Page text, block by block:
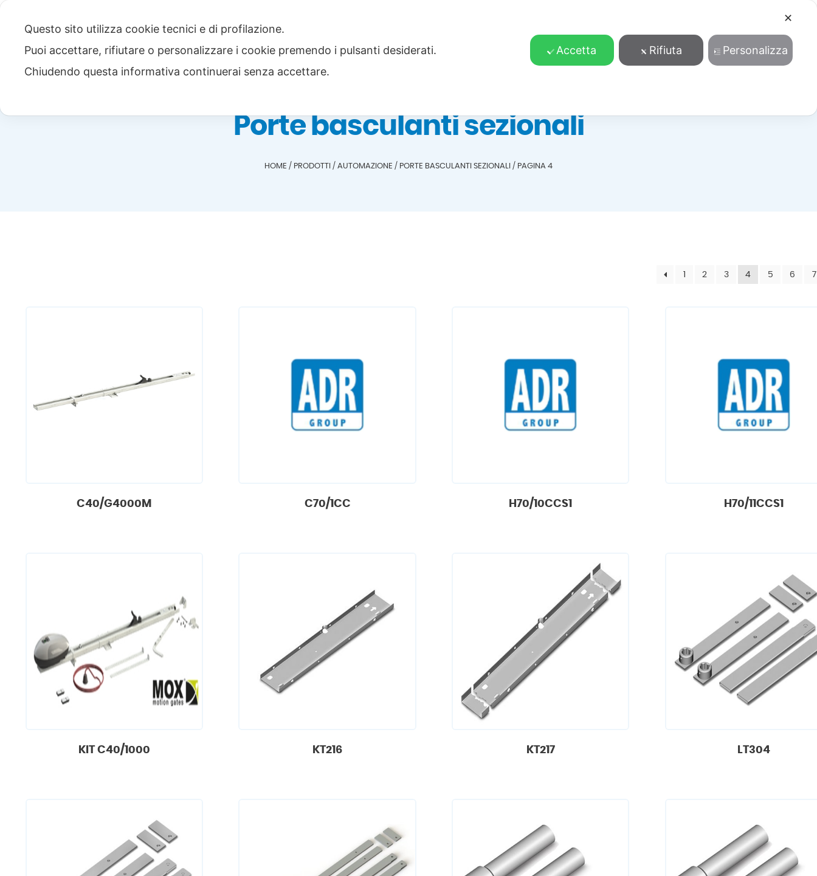
Download Cosa facciamo Contatti Accedi/Registrati
Porte basculanti sezionali
HOME / PRODOTTI / AUTOMAZIONE / PORTE BASCULANTI SEZIONALI / PAGINA 4
1 2 3 4 5 6 7
C40/G4000M C70/1CC H70/10CCS1 H70/11CCS1
KIT C40/1000 KT216 KT217 LT304
✕
Questo sito utilizza cookie tecnici e di profilazione.
Puoi accettare, rifiutare o personalizzare i cookie premendo i pulsanti desiderati.
Chiudendo questa informativa continuerai senza accettare.
Accetta Rifiuta Personalizza